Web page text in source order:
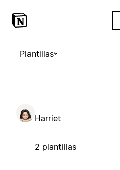
Plantillas
Harriet
2 plantillas